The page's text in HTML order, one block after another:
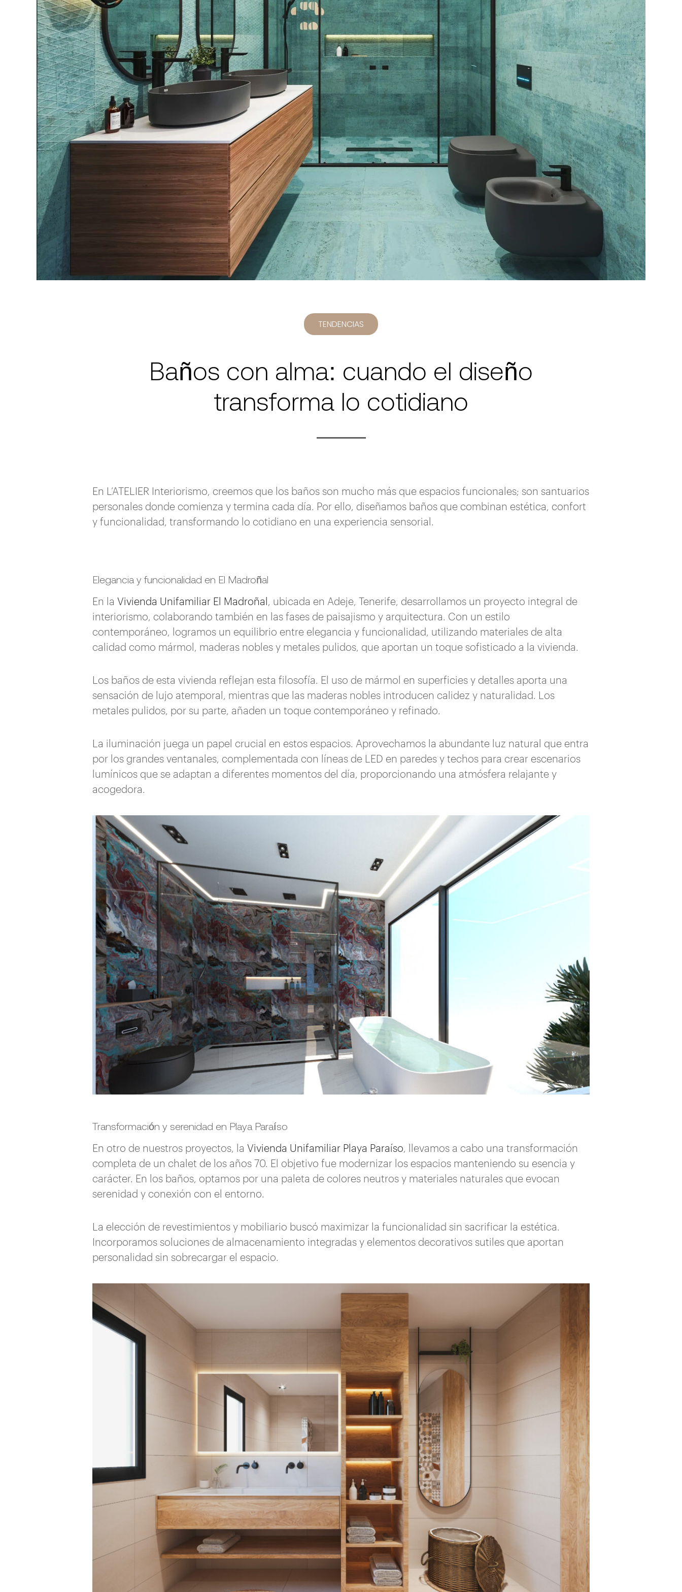
TENDENCIAS
Baños con alma: cuando el diseño
transforma lo cotidiano
En L’ATELIER Interiorismo, creemos que los baños son mucho más que espacios funcionales; son santuarios
personales donde comienza y termina cada día. Por ello, diseñamos baños que combinan estética, confort
y funcionalidad, transformando lo cotidiano en una experiencia sensorial.
Elegancia y funcionalidad en El Madroñal
En la Vivienda Unifamiliar El Madroñal , ubicada en Adeje, Tenerife, desarrollamos un proyecto integral de
interiorismo, colaborando también en las fases de paisajismo y arquitectura. Con un estilo
contemporáneo, logramos un equilibrio entre elegancia y funcionalidad, utilizando materiales de alta
calidad como mármol, maderas nobles y metales pulidos, que aportan un toque sofisticado a la vivienda.
Los baños de esta vivienda reflejan esta filosofía. El uso de mármol en superficies y detalles aporta una
sensación de lujo atemporal, mientras que las maderas nobles introducen calidez y naturalidad. Los
metales pulidos, por su parte, añaden un toque contemporáneo y refinado.
La iluminación juega un papel crucial en estos espacios. Aprovechamos la abundante luz natural que entra
por los grandes ventanales, complementada con líneas de LED en paredes y techos para crear escenarios
lumínicos que se adaptan a diferentes momentos del día, proporcionando una atmósfera relajante y
acogedora.
Transformación y serenidad en Playa Paraíso
En otro de nuestros proyectos, la Vivienda Unifamiliar Playa Paraíso, llevamos a cabo una transformación
completa de un chalet de los años 70. El objetivo fue modernizar los espacios manteniendo su esencia y
carácter. En los baños, optamos por una paleta de colores neutros y materiales naturales que evocan
serenidad y conexión con el entorno.
La elección de revestimientos y mobiliario buscó maximizar la funcionalidad sin sacrificar la estética.
Incorporamos soluciones de almacenamiento integradas y elementos decorativos sutiles que aportan
personalidad sin sobrecargar el espacio.